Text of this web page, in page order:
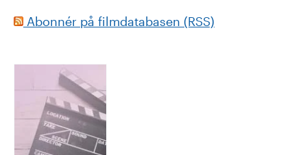
Abonnér på filmdatabasen (RSS)